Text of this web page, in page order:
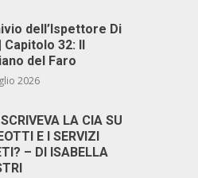
dell’Ispettore Di
Capitolo 32: Il
del Faro
2026
LA CIA SU
E I SERVIZI
– DI ISABELLA